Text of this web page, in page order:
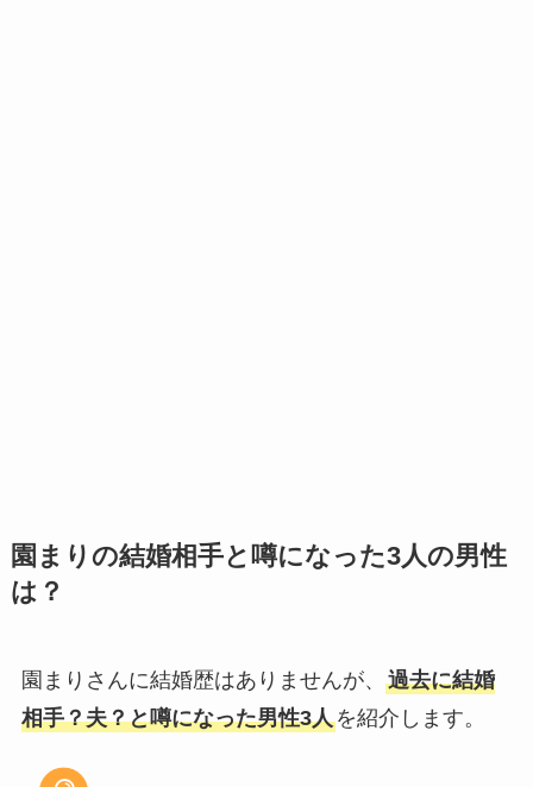
園まりの結婚相手と噂になった3人の男性
は？
園まりさんに結婚歴はありませんが、 過去に結婚
相手？夫？と噂になった男性3人を紹介します。